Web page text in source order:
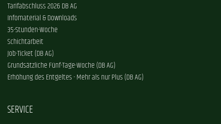
Tarifabschluss 2026 DB AG
Infomaterial & Downloads
35-Stunden-Woche
Schichtarbeit
Job-Ticket (DB AG)
Grundsätzliche Fünf-Tage-Woche (DB AG)
Erhöhung des Entgeltes - Mehr als nur Plus (DB AG)
SERVICE